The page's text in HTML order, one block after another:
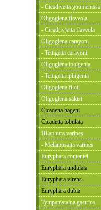
- Cicadivetta goumenissa
Oligoglena flaveola
- Cicad(iv)etta flaveola
Oligoglena carayoni
- Tettigetta carayoni
Oligoglena iphigenia
- Tettigetta iphigenia
Oligoglena filoti
Oligoglena sakisi
Cicadetta hageni
Cicadetta lobulata
Hilaphura varipes
- Melampsalta varipes
Euryphara contentei
Euryphara undulata
Euryphara virens
Euryphara dubia
Tympanistalna gastrica